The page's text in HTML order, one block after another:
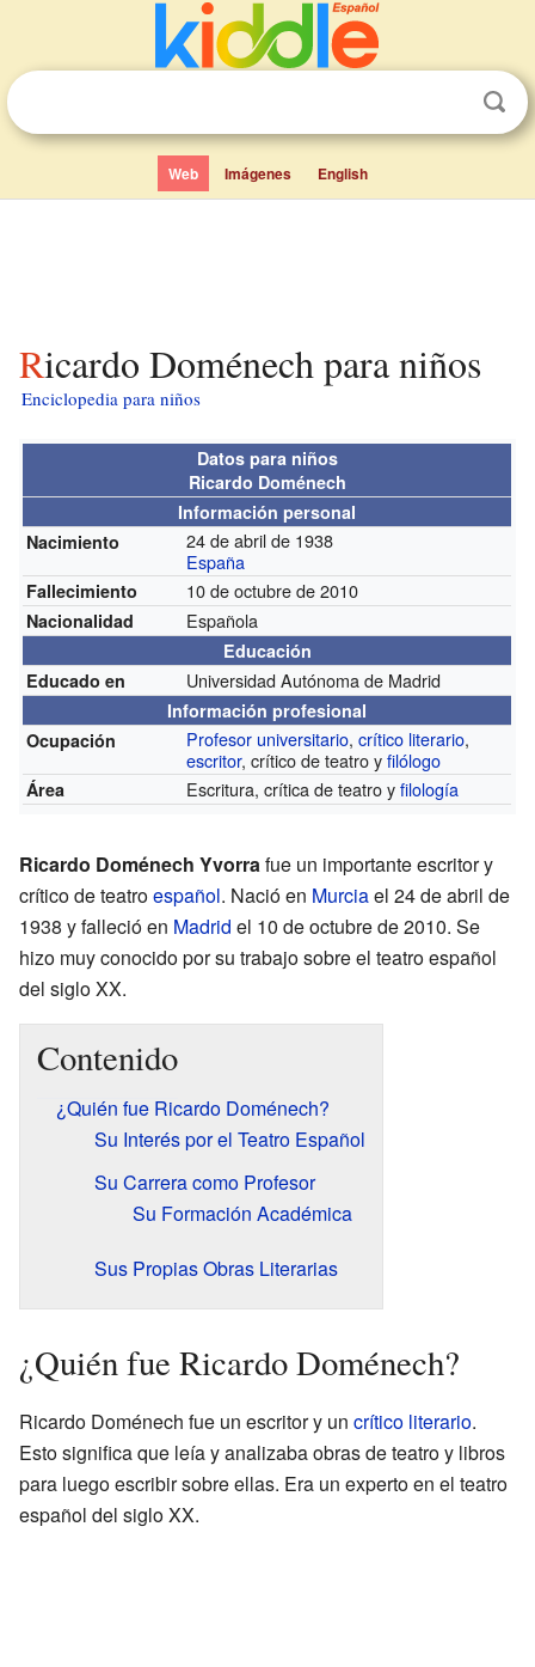
Web Imágenes English
Ricardo Doménech para niños
Enciclopedia para niños
Datos para niños
Ricardo Doménech
Información personal
Nacimiento
24 de abril de 1938
España
Fallecimiento 10 de octubre de 2010
Nacionalidad Española
Educación
Educado en
Universidad Autónoma de Madrid
Información profesional
Ocupación
Profesor universitario,crítico literario,
escritor, crítico de teatro yfilólogo
Área Escritura, crítica de teatro yfilología
Ricardo Doménech Yvorrafue un importante escritor y
crítico de teatroespañol. Nació en Murciael 24 de abril de
1938 y falleció en Madrid el 10 de octubre de 2010. Se
hizo muy conocido por su trabajo sobre el teatro español
del siglo XX.
Contenido
¿Quién fue Ricardo Doménech?
Su Interés por el Teatro Español
Su Carrera como Profesor
Su Formación Académica
Sus Propias Obras Literarias
¿Quién fue Ricardo Doménech?
Ricardo Doménech fue un escritor y un crítico literario.
Esto significa que leía y analizaba obras de teatro y libros
para luego escribir sobre ellas. Era un experto en el teatro
español del siglo XX.